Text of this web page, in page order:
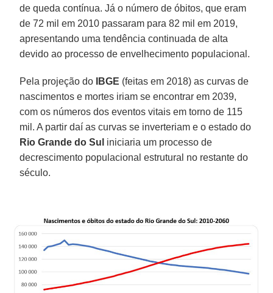
de queda contínua. Já o número de óbitos, que eram
de 72 mil em 2010 passaram para 82 mil em 2019,
apresentando uma tendência continuada de alta
devido ao processo de envelhecimento populacional.
Pela projeção do IBGE (feitas em 2018) as curvas de
nascimentos e mortes iriam se encontrar em 2039,
com os números dos eventos vitais em torno de 115
mil. A partir daí as curvas se inverteriam e o estado do
Rio Grande do Sul iniciaria um processo de
decrescimento populacional estrutural no restante do
século.